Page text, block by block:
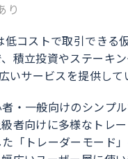
り
低コストで取引できる
積立投資やステーキ
いサービスを提供して
・一般向けのシンプ
者向けに多様なトレ
「トレーダーモード